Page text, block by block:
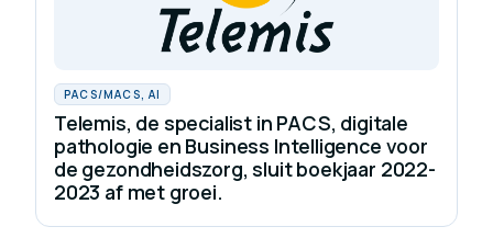
PACS/MACS, AI
Telemis, de specialist in PACS, digitale
pathologie en Business Intelligence voor
de gezondheidszorg, sluit boekjaar 2022-
2023 af met groei.